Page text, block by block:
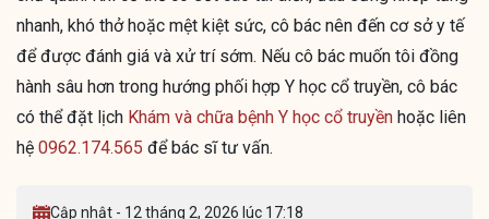
nhanh, khó thở hoặc mệt kiệt sức, cô bác nên đến cơ sở y tế
để được đánh giá và xử trí sớm. Nếu cô bác muốn tôi đồng
hành sâu hơn trong hướng phối hợp Y học cổ truyền, cô bác
có thể đặt lịch Khám và chữa bệnh Y học cổ truyền hoặc liên
hệ 0962.174.565 để bác sĩ tư vấn.
Cập nhật - 12 tháng 2, 2026 lúc 17:18